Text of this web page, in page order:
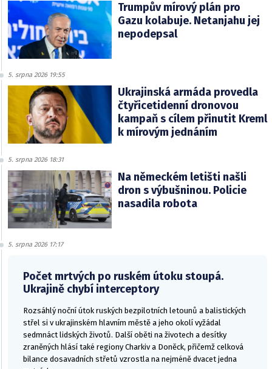
Trumpův mírový plán pro
Gazu kolabuje. Netanjahu jej
nepodepsal
5. srpna 2026 19:55
Ukrajinská armáda provedla
čtyřicetidenní dronovou
kampaň s cílem přinutit Kreml
k mírovým jednáním
5. srpna 2026 18:31
Na německém letišti našli
dron s výbušninou. Policie
nasadila robota
5. srpna 2026 17:17
Počet mrtvých po ruském útoku stoupá.
Ukrajině chybí interceptory
Rozsáhlý noční útok ruských bezpilotních letounů a balistických
střel si v ukrajinském hlavním městě a jeho okolí vyžádal
sedmnáct lidských životů. Další oběti na životech a desítky
zraněných hlásí také regiony Charkiv a Doněck, přičemž celková
bilance dosavadních střetů vzrostla na nejméně dvacet jedna